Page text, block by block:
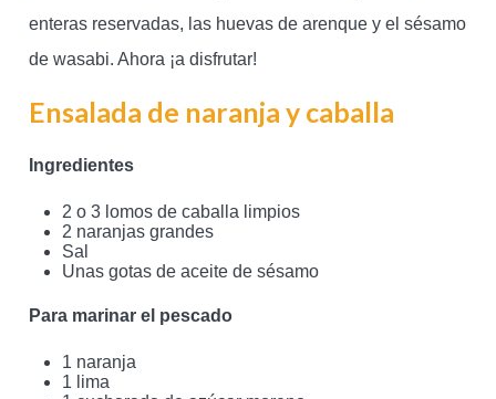
enteras reservadas, las huevas de arenque y el sésamo
de wasabi. Ahora ¡a disfrutar!
Ensalada de naranja y caballa
Ingredientes
2 o 3 lomos de caballa limpios
2 naranjas grandes
Sal
Unas gotas de aceite de sésamo
Para marinar el pescado
1 naranja
1 lima